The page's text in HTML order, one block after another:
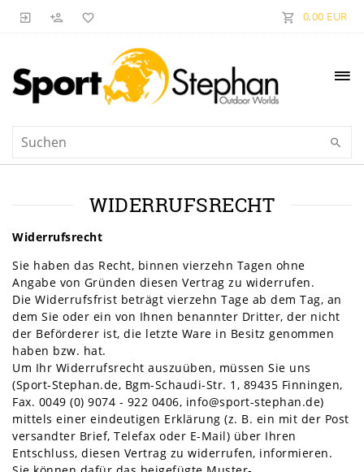
0,00 EUR
WIDERRUFS­RECHT
Widerrufsrecht
Sie haben das Recht, binnen vierzehn Tagen ohne
Angabe von Gründen diesen Vertrag zu widerrufen.
Die Widerrufsfrist beträgt vierzehn Tage ab dem Tag, an
dem Sie oder ein von Ihnen benannter Dritter, der nicht
der Beförderer ist, die letzte Ware in Besitz genommen
haben bzw. hat.
Um Ihr Widerrufsrecht auszuüben, müssen Sie uns
(Sport-Stephan.de, Bgm-Schaudi-Str. 1, 89435 Finningen,
Fax. 0049 (0) 9074 - 922 0406, info@sport-stephan.de)
mittels einer eindeutigen Erklärung (z. B. ein mit der Post
versandter Brief, Telefax oder E-Mail) über Ihren
Entschluss, diesen Vertrag zu widerrufen, informieren.